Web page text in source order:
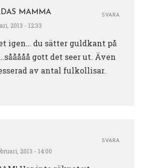
MAMMA
2013 - 12:33
igen… du sätter guldkant på
gott det seer ut. Även
av antal fulkollisar.
SVARA
2013 - 14:00
SVARA